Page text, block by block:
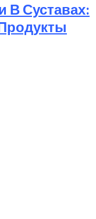
В Суставах: